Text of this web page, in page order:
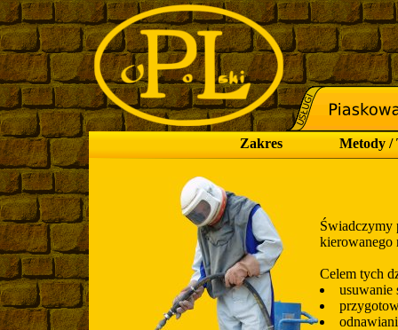
Zakres Metody /
Świadczymy
kierowanego
Celem tych
usuwanie